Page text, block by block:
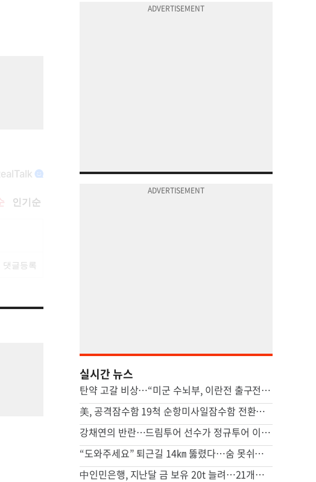
실시간 뉴스
탄약 고갈 비상…“미군 수뇌부, 이란전 출구전략 모색중”
美, 공격잠수함 19척 순항미사일잠수함 전환…中 견제 강화
강채연의 반란…드림투어 선수가 정규투어 이틀째 선두
“도와주세요” 퇴근길 14㎞ 뚫렸다…숨 못쉬던 아기 살린 기적
中인민은행, 지난달 금 보유 20t 늘려…21개월 연속 증가세